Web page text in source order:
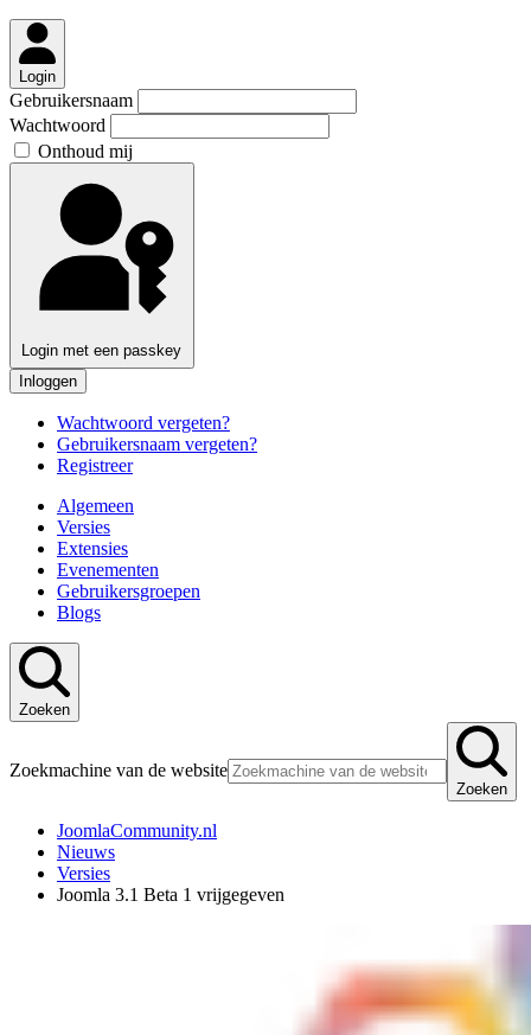
Login
Gebruikersnaam
Wachtwoord
Onthoud mij
Login met een passkey
Inloggen
Wachtwoord vergeten?
Gebruikersnaam vergeten?
Registreer
Algemeen
Versies
Extensies
Evenementen
Gebruikersgroepen
Blogs
Zoeken
Zoekmachine van de website
Zoeken
JoomlaCommunity.nl
Nieuws
Versies
Joomla 3.1 Beta 1 vrijgegeven